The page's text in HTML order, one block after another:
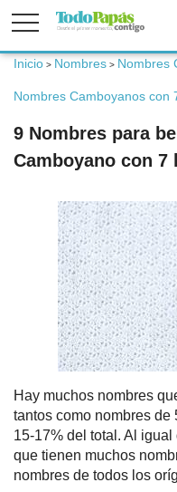
Embarazo
Padres
Calculadoras
Nombres
Inicio > Nombres > Nombres
Nombres Camboyanos con
9 Nombres para
Camboyano con 7
Hay muchos nombres
tantos como nombres de
15-17% del total. Al
que tienen muchos
nombres de todos los